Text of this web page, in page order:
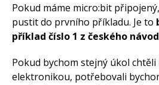
Pokud máme micro:bit
pustit do prvního příkladu. Je to
příklad číslo 1 z českého
Pokud bychom stejný úkol
elektronikou, potřebovali